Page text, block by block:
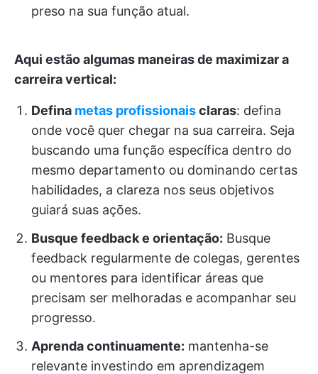
preso na sua função atual.
Aqui estão algumas maneiras de maximizar a
carreira vertical:
Defina metas profissionaisclaras: defina
onde você quer chegar na sua carreira. Seja
buscando uma função específica dentro do
mesmo departamento ou dominando certas
habilidades, a clareza nos seus objetivos
guiará suas ações.
Busque feedback e orientação: Busque
feedback regularmente de colegas, gerentes
ou mentores para identificar áreas que
precisam ser melhoradas e acompanhar seu
progresso.
Aprenda continuamente: mantenha-se
relevante investindo em aprendizagem